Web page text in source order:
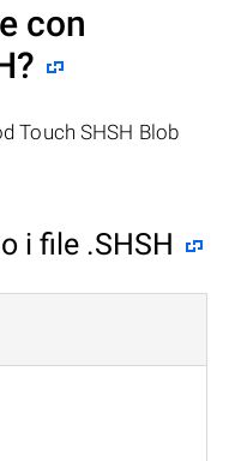
con
Touch SHSH Blob
i file .SHSH